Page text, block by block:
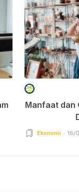
Manfaat dan
Ekonomi 18/